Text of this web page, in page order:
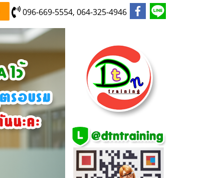
096-669-5554, 064-325-4946